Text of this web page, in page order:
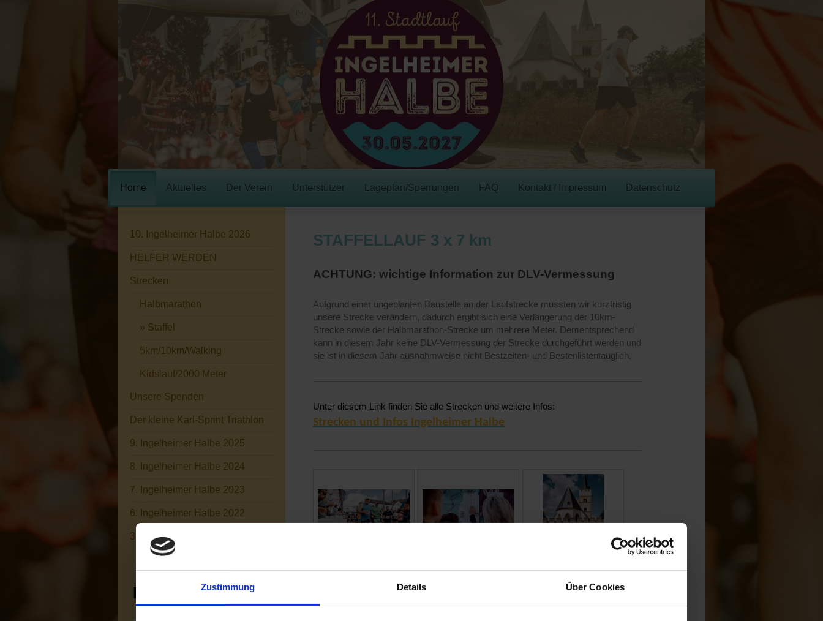
Zustimmung Details Über Cookies
Home Aktuelles Der Verein Unterstützer Lageplan/Sperrungen FAQ Kontakt / Impressum Datenschutz
STAFFELLAUF 3 x 7 km
ACHTUNG: wichtige Information zur DLV-Vermessung
Aufgrund einer ungeplanten Baustelle an der Laufstrecke mussten wir kurzfristig
unsere Strecke verändern, dadurch ergibt sich eine Verlängerung der 10km-
Strecke sowie der Halbmarathon-Strecke um mehrere Meter. Dementsprechend
kann in diesem Jahr keine DLV-Vermessung der Strecke durchgeführt werden und
sie ist in diesem Jahr ausnahmweise nicht Bestzeiten- und Bestenlistentauglich.
Unter diesem Link finden Sie alle Strecken und weitere Infos:
Strecken und Infos Ingelheimer Halbe
10. Ingelheimer Halbe 2026
HELFER WERDEN
Strecken
Halbmarathon
Staffel
5km/10km/Walking
Kidslauf/2000 Meter
Unsere Spenden
Der kleine Karl-Sprint Triathlon
9. Ingelheimer Halbe 2025
8. Ingelheimer Halbe 2024
7. Ingelheimer Halbe 2023
6. Ingelheimer Halbe 2022
3. Ingelheimer Halbe 2019
Folgt uns!